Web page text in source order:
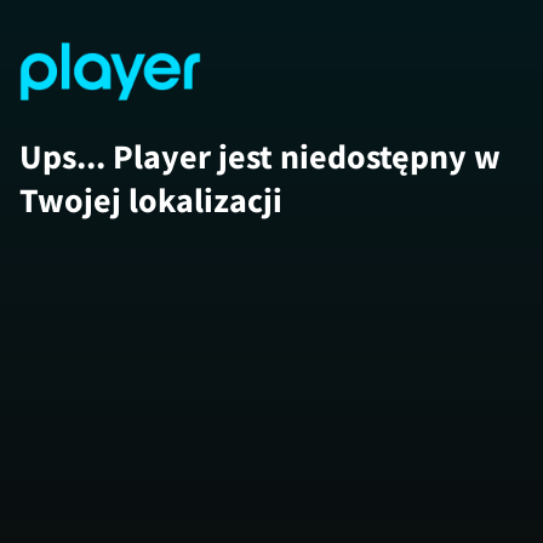
Ups... Player jest niedostępny w
Twojej lokalizacji